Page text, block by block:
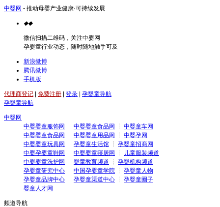
中婴网 - 推动母婴产业健康·可持续发展
◆◆
微信扫描二维码，关注中婴网
孕婴童行业动态，随时随地触手可及
新浪微博
腾讯微博
手机版
代理商登记 免费注册 登录
孕婴童导航
孕婴童导航
中婴网
中婴婴童服饰网
┆ 中婴婴童食品网 ┆ 中婴童车网
中婴婴童食品网
┆ 中婴婴童用品网 ┆ 中婴孕网
中婴婴童玩具网
┆ 孕婴童生活馆 ┆ 孕婴童招商网
中婴孕婴童鞋网
┆ 中婴婴童寝居网 ┆
儿童服装频道
中婴婴童洗护网
┆ 婴童教育频道 ┆ 孕婴机构频道
孕婴童研究中心 ┆ 中国孕婴童学院 ┆ 孕婴童人物
孕婴童品牌中心 ┆ 孕婴童渠道中心 ┆ 孕婴童圈子
婴童人才网
频道导航